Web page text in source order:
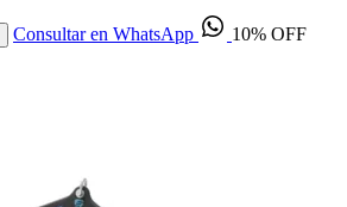
Consultar en WhatsApp 10% OFF